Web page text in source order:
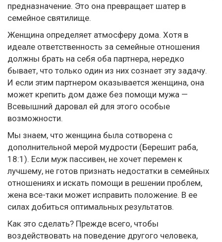
предназначение. Это она превращает шатер в
семейное святилище.
Женщина определяет атмосферу дома. Хотя в
идеале ответственность за семейные отношения
должны брать на себя оба партнера, нередко
бывает, что только один из них сознает эту задачу.
И если этим партнером оказывается женщина, она
может крепить дом даже без помощи мужа —
Всевышний даровал ей для этого особые
возможности.
Мы знаем, что женщина была сотворена с
дополнительной мерой мудрости (Берешит раба,
18:1). Если муж пассивен, не хочет перемен к
лучшему, не готов признать недостатки в семейных
отношениях и искать помощи в решении проблем,
жена все-таки может исправить положение. В ее
силах добиться оптимальных результатов.
Как это сделать? Прежде всего, чтобы
воздействовать на поведение другого человека,